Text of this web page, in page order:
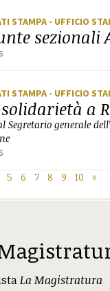
STAMPA - UFFICIO
STAMPA - UFFICIO
a
Segretario generale
5 6 7 8 9 10 »
La Magistratura